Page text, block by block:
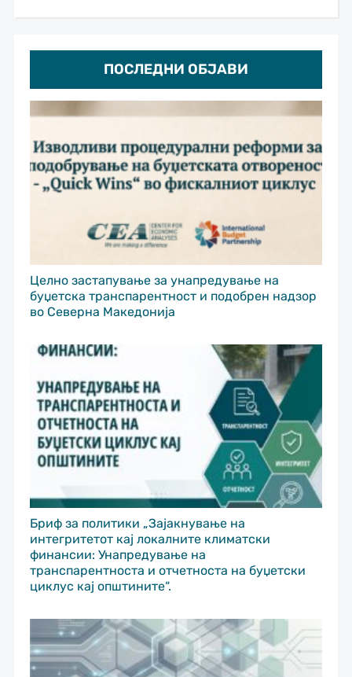
ПОСЛЕДНИ ОБЈАВИ
Целно застапување за унапредување на
буџетска транспарентност и подобрен надзор
во Северна Македонија
Бриф за политики „Зајакнување на
интегритетот кај локалните климатски
финансии: Унапредување на
транспарентноста и отчетноста на буџетски
циклус кај општините“.